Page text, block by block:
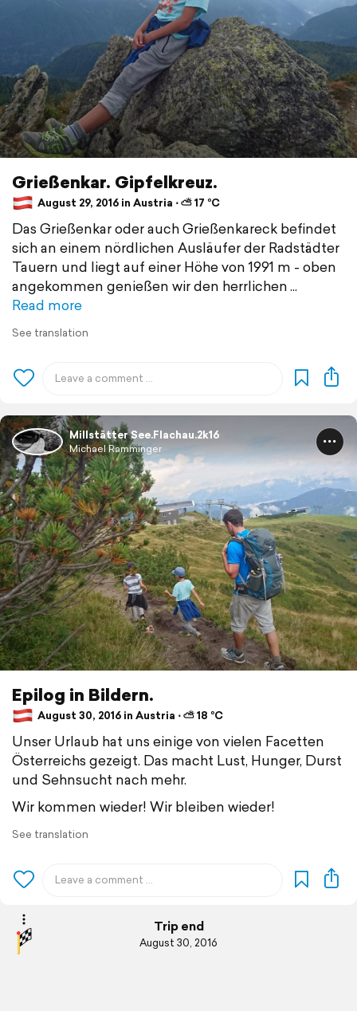
Grießenkar. Gipfelkreuz.
August 29, 2016 in Austria ⋅ ⛅ 17 °C
Das Grießenkar oder auch Grießenkareck befindet
sich an einem nördlichen Ausläufer der Radstädter
Tauern und liegt auf einer Höhe von 1991 m - oben
angekommen genießen wir den herrlichen
Read more
See translation
Millstätter See.Flachau.2k16
Michael Ramminger
Epilog in Bildern.
August 30, 2016 in Austria ⋅ ⛅ 18 °C
Unser Urlaub hat uns einige von vielen Facetten
Österreichs gezeigt. Das macht Lust, Hunger, Durst
und Sehnsucht nach mehr.
Wir kommen wieder! Wir bleiben wieder!
See translation
Trip end
August 30, 2016